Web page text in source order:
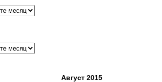
Август 2015